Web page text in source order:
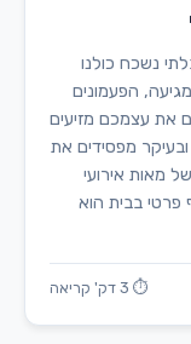
נשכח כולנו
הפעמונים
את עצמכם מזיעים
מפסידים את
מאות אירועי
פרטי בבית הוא
⏱ 3 דק' קריאה